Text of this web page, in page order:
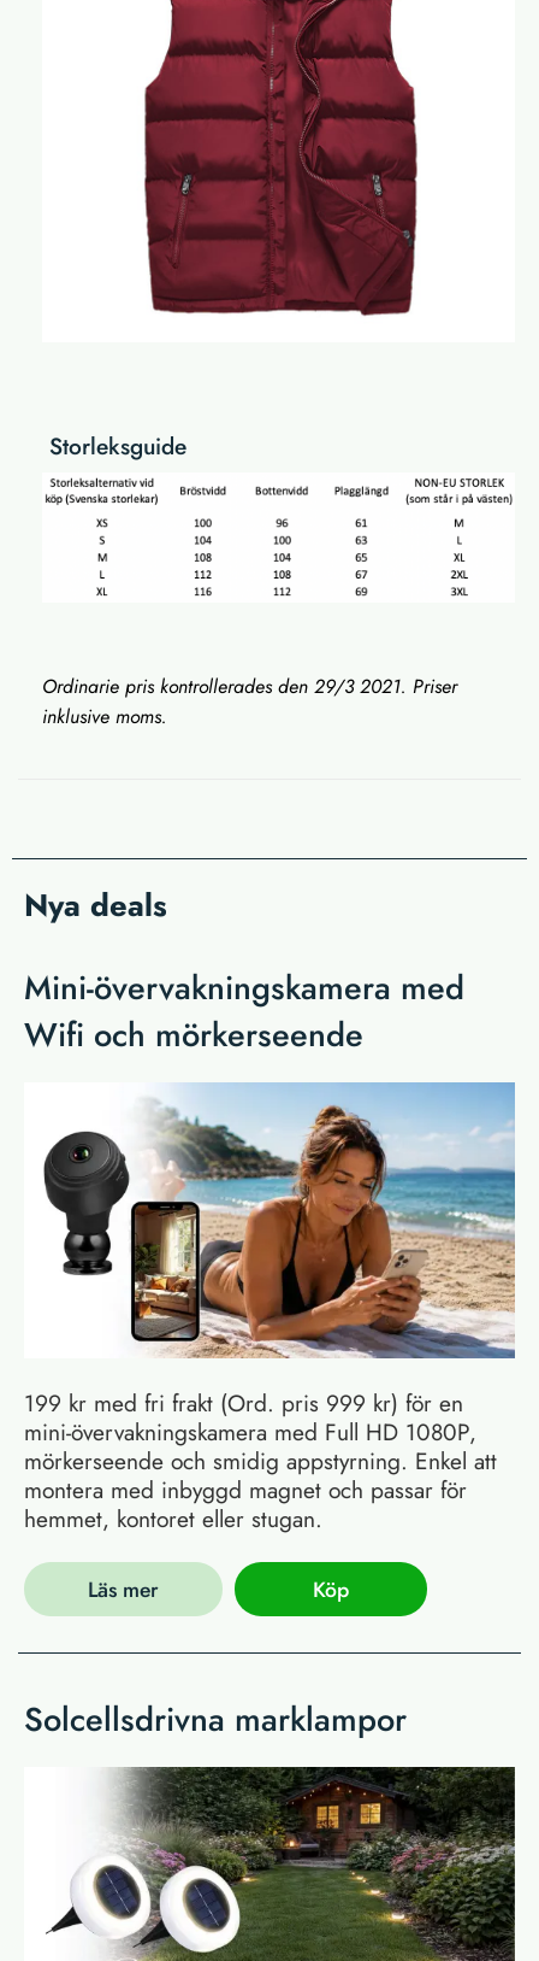
Storleksguide
Ordinarie pris kontrollerades den 29/32021. Priser
inklusive moms.
Nya deals
Mini-övervakningskamera med
Wifi och mörkerseende
199 kr med fri frakt (Ord. pris 999 kr) för en
mini-övervakningskamera med Full HD 1080P,
mörkerseende och smidig appstyrning. Enkel att
montera med inbyggd magnet och passar för
hemmet, kontoret eller stugan.
Läs mer Köp
Solcellsdrivna marklampor